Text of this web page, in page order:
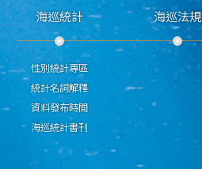
海巡統計
性別統計專區
統計名詞解釋
資料發布時間
海巡統計書刊
海巡法規